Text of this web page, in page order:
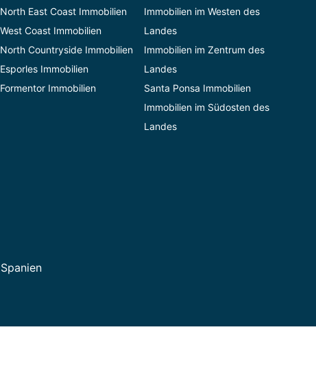
North East Coast Immobilien
West Coast Immobilien
North Countryside Immobilien
Esporles Immobilien
Formentor Immobilien
Immobilien im Westen des
Landes
Immobilien im Zentrum des
Landes
Santa Ponsa Immobilien
Immobilien im Südosten des
Landes